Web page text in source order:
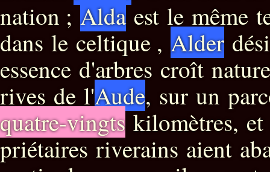
nation ;Aldaest le même
dans le celtique , Alder
essence d'arbres croît
rives de l'Aude, sur un
quatre-vingtskilomètres, et
priétaires riverains aient